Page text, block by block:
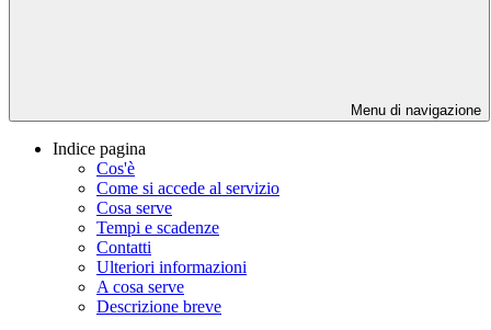
Menu di navigazione
Indice pagina
Cos'è
Come si accede al servizio
Cosa serve
Tempi e scadenze
Contatti
Ulteriori informazioni
A cosa serve
Descrizione breve